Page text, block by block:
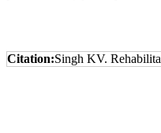
Citation:Singh KV.